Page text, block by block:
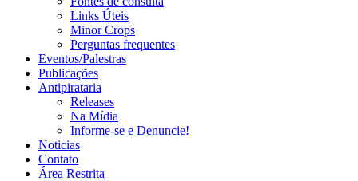
Links Úteis
Minor Crops
Perguntas frequentes
Eventos/Palestras
Publicações
Antipirataria
Releases
Na Mídia
Informe-se e Denuncie!
Noticias
Contato
Área Restrita